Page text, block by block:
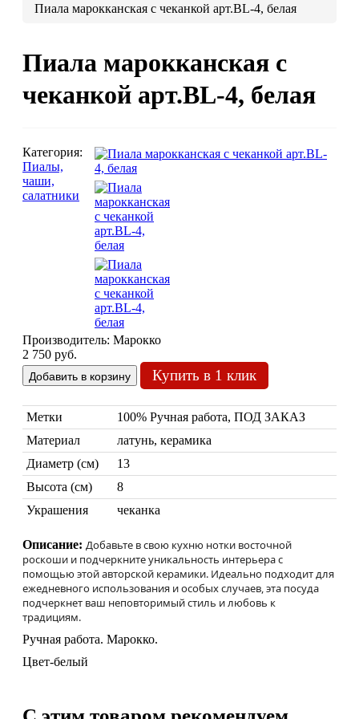
Люстры со стеклом
Марокканские светильники
Бра из мозаики
Бра со стеклом
Настольные лампы
Марокканские
Марокканские лампы
Мозаичные лампы
Марокканские
Торшеры Марокко
Пиала марокканская с чеканкой арт.BL-4, белая
Пиала марокканская с
чеканкой арт.BL-4, белая
Категория:
Пиалы,
чаши,
салатники
Производитель: Марокко
2 750 руб.
Купить в 1 клик
Метки
100% Ручная работа, ПОД ЗАКАЗ
Материал
латунь, керамика
Диаметр (см)
13
Высота (см)
8
Украшения
чеканка
Описание: Добавьте в свою кухню нотки восточной
роскоши и подчеркните уникальность интерьера с
помощью этой авторской керамики. Идеально подходит для
ежедневного использования и особых случаев, эта посуда
подчеркнет ваш неповторимый стиль и любовь к
традициям.
Ручная работа. Марокко.
Цвет-белый